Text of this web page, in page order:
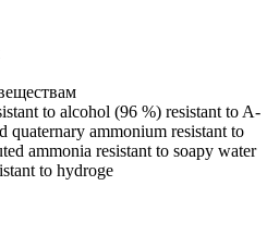
to alcohol (96 %) resistant to A-
quaternary ammonium resistant to
ammonia resistant to soapy water
to hydroge